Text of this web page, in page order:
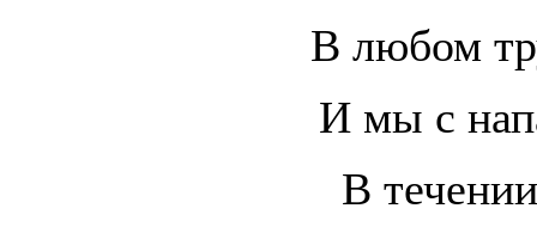
В любом
И мы с
В